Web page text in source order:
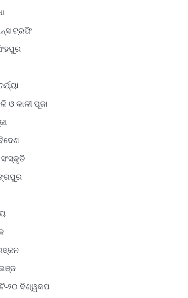
ଟ୍ରଫି
ଓ କାଳୀ ପୂଜା
ସଂସ୍କୃତି
ଟି-୨୦ ବିଶ୍ୱକପ